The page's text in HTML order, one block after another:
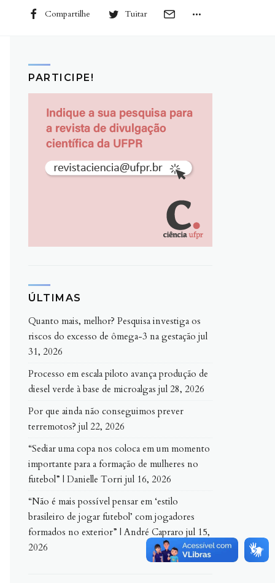
Compartilhe Tuitar
PARTICIPE!
ÚLTIMAS
Quanto mais, melhor? Pesquisa investiga os
riscos do excesso de ômega-3 na gestação jul
31, 2026
Processo em escala piloto avança produção de
diesel verde à base de microalgas jul 28, 2026
Por que ainda não conseguimos prever
terremotos? jul 22, 2026
“Sediar uma copa nos coloca em um momento
importante para a formação de mulheres no
futebol” | Danielle Torri jul 16, 2026
“Não é mais possível pensar em ‘estilo
brasileiro de jogar futebol’ com jogadores
formados no exterior” | André Capraro jul 15,
2026